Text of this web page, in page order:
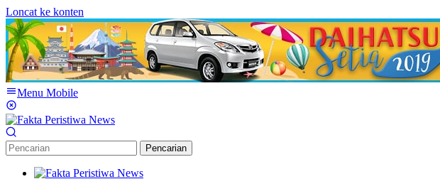
Loncat ke konten
Menu Mobile
Pencarian